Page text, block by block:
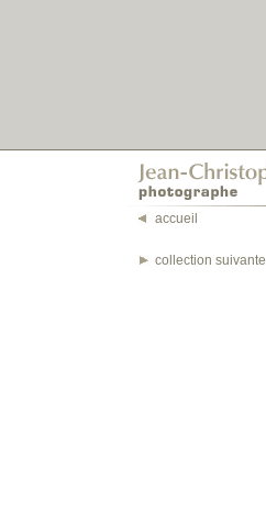
accueil
collection suivante